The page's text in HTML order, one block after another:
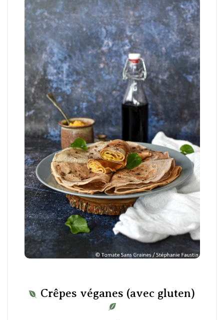
Crêpes véganes (avec gluten)